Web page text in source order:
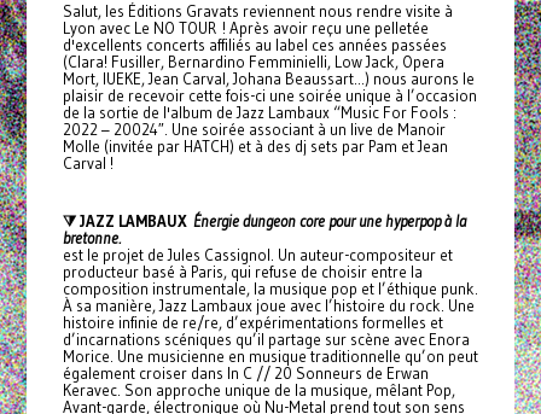
Salut, les Éditions Gravats reviennent nous rendre visite à
Lyon avec Le NO TOUR ! Après avoir reçu une pelletée
d'excellents concerts affiliés au label ces années passées
(Clara! Fusiller, Bernardino Femminielli, Low Jack, Opera
Mort, IUEKE, Jean Carval, Johana Beaussart...) nous aurons le
plaisir de recevoir cette fois-ci une soirée unique à l’occasion
de la sortie de l'album de Jazz Lambaux “Music For Fools :
2022 – 20024″. Une soirée associant à un live de Manoir
Molle (invitée par HATCH) et à des dj sets par Pam et Jean
Carval !
⧩ JAZZ LAMBAUX Énergie dungeon core pour une hyperpop à la
bretonne.
est le projet de Jules Cassignol. Un auteur-compositeur et
producteur basé à Paris, qui refuse de choisir entre la
composition instrumentale, la musique pop et l’éthique punk.
À sa manière, Jazz Lambaux joue avec l’histoire du rock. Une
histoire infinie de re/re, d’expérimentations formelles et
d’incarnations scéniques qu’il partage sur scène avec Enora
Morice. Une musicienne en musique traditionnelle qu’on peut
également croiser dans In C // 20 Sonneurs de Erwan
Keravec. Son approche unique de la musique, mêlant Pop,
Avant-garde, électronique où Nu-Metal prend tout son sens